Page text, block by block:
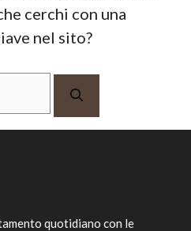
cerchi con una
nel sito?
quotidiano con le